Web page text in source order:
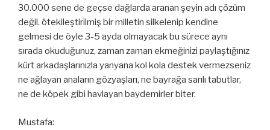
30.000 sene de geçse dağlarda aranan şeyin adı çözüm
değil. ötekileştirilmiş bir milletin silkelenip kendine
gelmesi de öyle 3-5 ayda olmayacak bu sürece aynı
sırada okuduğunuz, zaman zaman ekmeğinizi paylaştığınız
kürt arkadaşlarınızla yanyana kol kola destek vermezseniz
ne ağlayan anaların gözyaşları, ne bayrağa sarılı tabutlar,
ne de köpek gibi havlayan baydemirler biter.
Mustafa: